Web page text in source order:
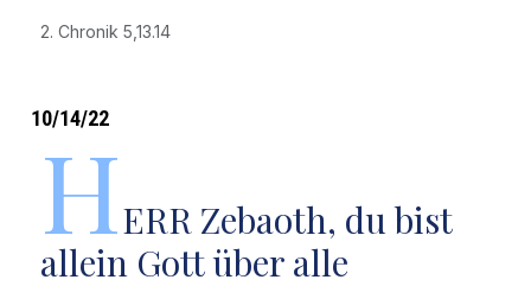
2. Chronik 5,13.14
10/14/22
HERR Zebaoth, du bist
allein Gott über alle